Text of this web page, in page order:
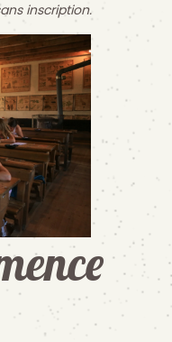
inscription.